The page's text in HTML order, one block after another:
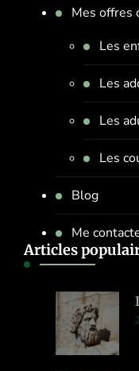
Mes offres
Les
Les
Les
Les
Blog
Me
Articles